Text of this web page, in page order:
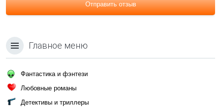
Отправить отзыв
Главное меню
Фантастика и фэнтези
Любовные романы
Детективы и триллеры